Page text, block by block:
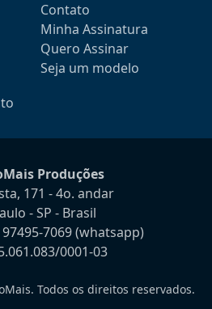
Contato
Minha Assinatura
Quero Assinar
Seja um modelo
Produções
171 - 4o. andar
- SP - Brasil
7069(whatsapp)
0001-03
Todos os direitos reservados.